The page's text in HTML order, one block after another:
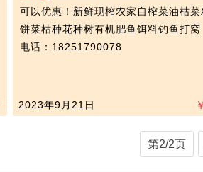
可以优惠！新鲜现榨农家自榨菜油枯菜
饼菜枯种花种树有机肥鱼饵料钓鱼打窝
电话：18251790078
2023年9月21日
第2/2页